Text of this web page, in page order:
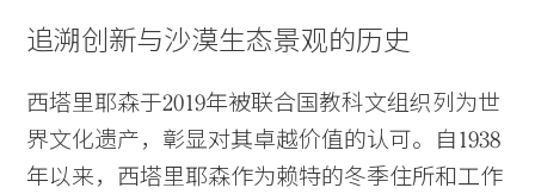
追溯创新与沙漠生态景观的历史
西塔里耶森于2019年被联合国教科文组织列为世
界文化遗产，彰显对其卓越价值的认可。自1938
年以来，西塔里耶森作为赖特的冬季住所和工作